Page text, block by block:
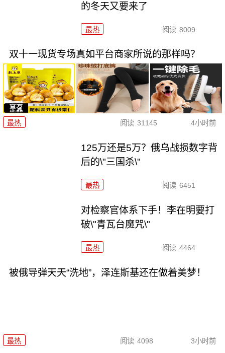
的冬天又要来了
最热 阅读 8009
双十一现货专场真如平台商家所说的那样吗？
最热 阅读 31145 4小时前
125万还是5万？俄乌战损数字背
后的\"三国杀\"
最热 阅读 6451
对检察官体系下手！李在明要打
破\"青瓦台魔咒\"
最热 阅读 4464
被俄导弹天天“洗地”，泽连斯基还在做着美梦！
最热 阅读 4098 3小时前